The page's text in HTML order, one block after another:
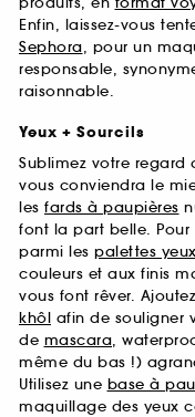
Enfin, laissez-vous
Sephora, pour un
responsable,
raisonnable.
Yeux + Sourcils
Sublimez votre
vous conviendra le
les fards à paupières
font la part belle. Pour
parmi les palettes yeux
couleurs et aux finis
vous font rêver.
khôl afin de souligner
de mascara,
même du bas !)
Utilisez une base à
maquillage des yeux